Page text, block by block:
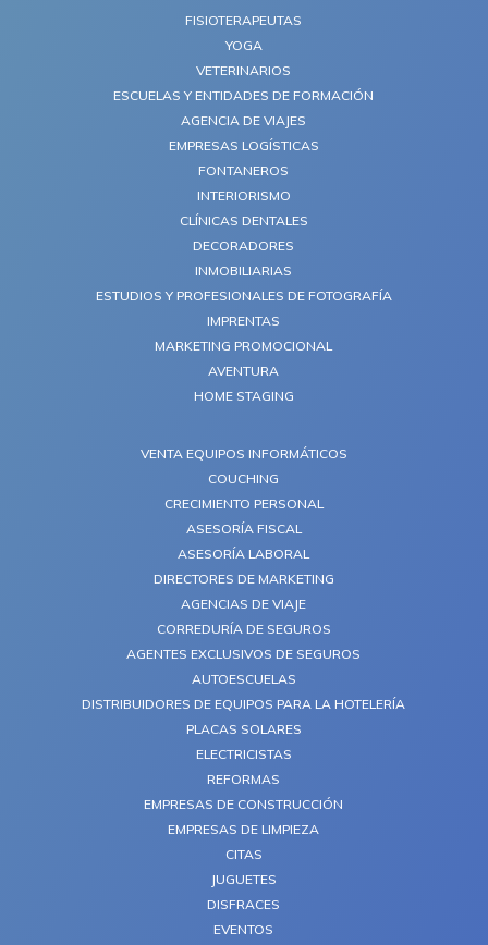
FISIOTERAPEUTAS
YOGA
VETERINARIOS
ESCUELAS Y ENTIDADES DE FORMACIÓN
AGENCIA DE VIAJES
EMPRESAS LOGÍSTICAS
FONTANEROS
INTERIORISMO
CLÍNICAS DENTALES
DECORADORES
INMOBILIARIAS
ESTUDIOS Y PROFESIONALES DE FOTOGRAFÍA
IMPRENTAS
MARKETING PROMOCIONAL
AVENTURA
HOME STAGING
VENTA EQUIPOS INFORMÁTICOS
COUCHING
CRECIMIENTO PERSONAL
ASESORÍA FISCAL
ASESORÍA LABORAL
DIRECTORES DE MARKETING
AGENCIAS DE VIAJE
CORREDURÍA DE SEGUROS
AGENTES EXCLUSIVOS DE SEGUROS
AUTOESCUELAS
DISTRIBUIDORES DE EQUIPOS PARA LA HOTELERÍA
PLACAS SOLARES
ELECTRICISTAS
REFORMAS
EMPRESAS DE CONSTRUCCIÓN
EMPRESAS DE LIMPIEZA
CITAS
JUGUETES
DISFRACES
EVENTOS